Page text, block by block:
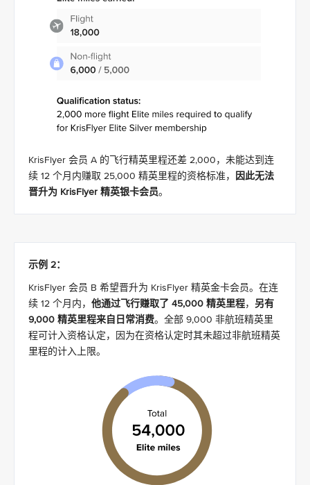
KrisFlyer 会员 A 的飞行精英里程还差 2,000，未能达到连
续 12 个月内赚取 25,000 精英里程的资格标准，
因此无法
晋升为 KrisFlyer 精英银卡会员。
示例 2：
KrisFlyer 会员 B 希望晋升为 KrisFlyer 精英金卡会员。在连
续 12 个月内， 他通过飞行赚取了 45,000 精英里程， 另有
9,000 精英里程来自日常消费。全部 9,000 非航班精英里
程可计入资格认定，因为在资格认定时其未超过非航班精英
里程的计入上限。